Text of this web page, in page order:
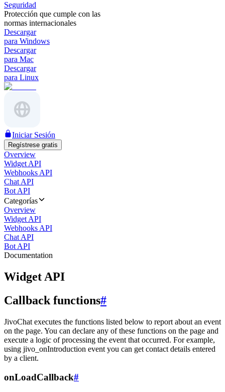
Seguridad
Protección que cumple con las
normas internacionales
Descargar
para Windows
Descargar
para Mac
Descargar
para Linux
Iniciar Sesión
Regístrese gratis
Overview
Widget API
Webhooks API
Chat API
Bot API
Categorías
Overview
Widget API
Webhooks API
Chat API
Bot API
Documentation
Widget API
Callback functions#
JivoChat executes the functions listed below to report about an event
on the page. You can declare any of these functions on the page and
execute a logic of processing the event that occurred. For example,
using jivo_onIntroduction event you can get contact details entered
by a client.
onLoadCallback#